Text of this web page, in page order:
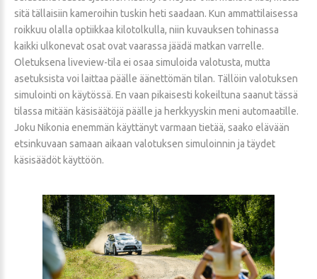
sitä tällaisiin kameroihin tuskin heti saadaan. Kun ammattilaisessa
roikkuu olalla optiikkaa kilotolkulla, niin kuvauksen tohinassa
kaikki ulkonevat osat ovat vaarassa jäädä matkan varrelle.
Oletuksena liveview-tila ei osaa simuloida valotusta, mutta
asetuksista voi laittaa päälle äänettömän tilan. Tällöin valotuksen
simulointi on käytössä. En vaan pikaisesti kokeiltuna saanut tässä
tilassa mitään käsisäätöjä päälle ja herkkyyskin meni automaatille.
Joku Nikonia enemmän käyttänyt varmaan tietää, saako elävään
etsinkuvaan samaan aikaan valotuksen simuloinnin ja täydet
käsisäädöt käyttöön.